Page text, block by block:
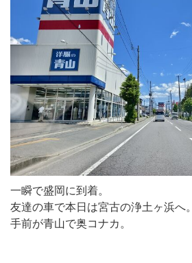
一瞬で盛岡に到着。
友達の車で本日は宮古の浄土ヶ浜へ。
手前が青山で奥コナカ。